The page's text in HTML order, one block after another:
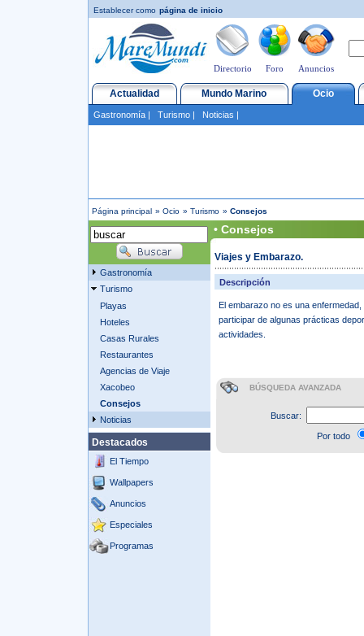
Establecer como página de inicio
Directorio Foro Anuncios
Actualidad Mundo Marino Ocio
Gastronomía| Turismo| Noticias |
Página principal » Ocio » Turismo » Consejos
Gastronomía
Turismo
Playas
Hoteles
Casas Rurales
Restaurantes
Agencias de Viaje
Xacobeo
Consejos
Noticias
Destacados
El Tiempo
Wallpapers
Anuncios
Especiales
Programas
• Consejos
Viajes y Embarazo.
Descripción
El embarazo no es una
participar de algunas prácticas
actividades.
BÚSQUEDA AVANZADA
Buscar:
Por todo